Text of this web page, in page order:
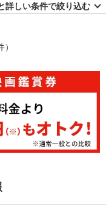
詳しい条件で絞り込む